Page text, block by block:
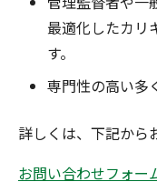
最適化したカリ
す。
専門性の高い多
詳しくは、下記から
お問い合わせフォー